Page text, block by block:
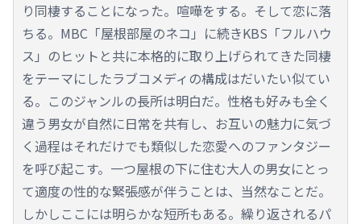
り同棲することになった。喧嘩をする。そして恋に落
ちる。MBC「屋根部屋のネコ」に続きKBS「フルハウ
ス」のヒットと共に本格的に取り上げられてきた同棲
をテーマにしたラブコメディの構成はだいたい似てい
る。このジャンルの長所は明白だ。性格も好みも全く
違う男女が自然に日常を共有し、お互いの魅力に気づ
く過程はそれだけでも類似した恋愛へのファンタジー
を呼び起こす。一つ屋根の下に住む大人の男女にとっ
て適度の性的な緊張感が伴うことは、当然なことだ。
しかしここには明らかな短所もある。繰り返されるパ